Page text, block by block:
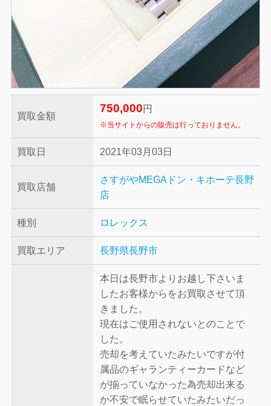
買取金額
750,000 円
※当サイトからの販売は行っておりません。
買取日 2021年03月03日
買取店舗
さすがやMEGAドン・キホーテ長野
店
種別 ロレックス
買取エリア 長野県長野市
本日は長野市よりお越し下さいま
したお客様からをお買取させて頂
きました。
現在はご使用されないとのことで
した。
売却を考えていたみたいですが付
属品のギャランティーカードなど
が揃っていなかった為売却出来る
か不安で眠らせていたみたいだっ